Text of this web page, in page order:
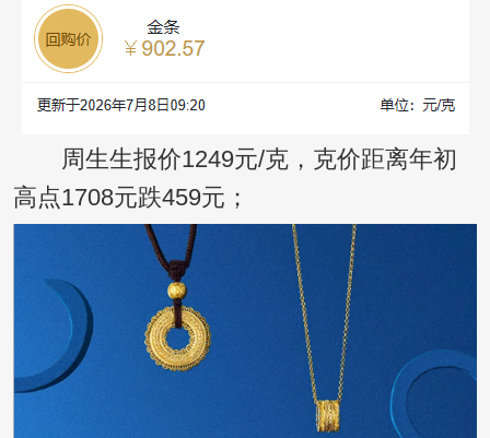
周生生报价1249元/克，克价距离年初
高点1708元跌459元；